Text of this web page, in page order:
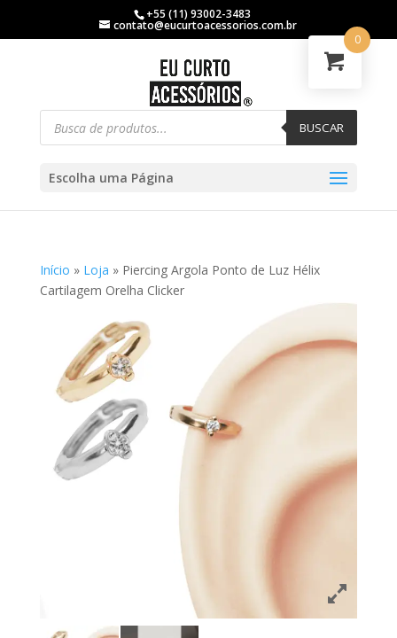
+55 (11) 93002-3483
contato@eucurtoacessorios.com.br
BUSCAR
Escolha uma Página
Início » Loja » Piercing Argola Ponto de Luz Hélix
Cartilagem Orelha Clicker
0